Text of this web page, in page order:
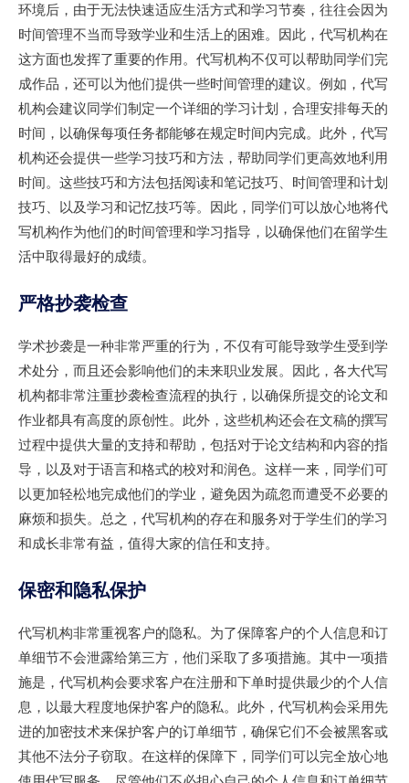
环境后，由于无法快速适应生活方式和学习节奏，往往会因为
时间管理不当而导致学业和生活上的困难。因此，代写机构在
这方面也发挥了重要的作用。代写机构不仅可以帮助同学们完
成作品，还可以为他们提供一些时间管理的建议。例如，代写
机构会建议同学们制定一个详细的学习计划，合理安排每天的
时间，以确保每项任务都能够在规定时间内完成。此外，代写
机构还会提供一些学习技巧和方法，帮助同学们更高效地利用
时间。这些技巧和方法包括阅读和笔记技巧、时间管理和计划
技巧、以及学习和记忆技巧等。因此，同学们可以放心地将代
写机构作为他们的时间管理和学习指导，以确保他们在留学生
活中取得最好的成绩。
严格抄袭检查
学术抄袭是一种非常严重的行为，不仅有可能导致学生受到学
术处分，而且还会影响他们的未来职业发展。因此，各大代写
机构都非常注重抄袭检查流程的执行，以确保所提交的论文和
作业都具有高度的原创性。此外，这些机构还会在文稿的撰写
过程中提供大量的支持和帮助，包括对于论文结构和内容的指
导，以及对于语言和格式的校对和润色。这样一来，同学们可
以更加轻松地完成他们的学业，避免因为疏忽而遭受不必要的
麻烦和损失。总之，代写机构的存在和服务对于学生们的学习
和成长非常有益，值得大家的信任和支持。
保密和隐私保护
代写机构非常重视客户的隐私。为了保障客户的个人信息和订
单细节不会泄露给第三方，他们采取了多项措施。其中一项措
施是，代写机构会要求客户在注册和下单时提供最少的个人信
息，以最大程度地保护客户的隐私。此外，代写机构会采用先
进的加密技术来保护客户的订单细节，确保它们不会被黑客或
其他不法分子窃取。在这样的保障下，同学们可以完全放心地